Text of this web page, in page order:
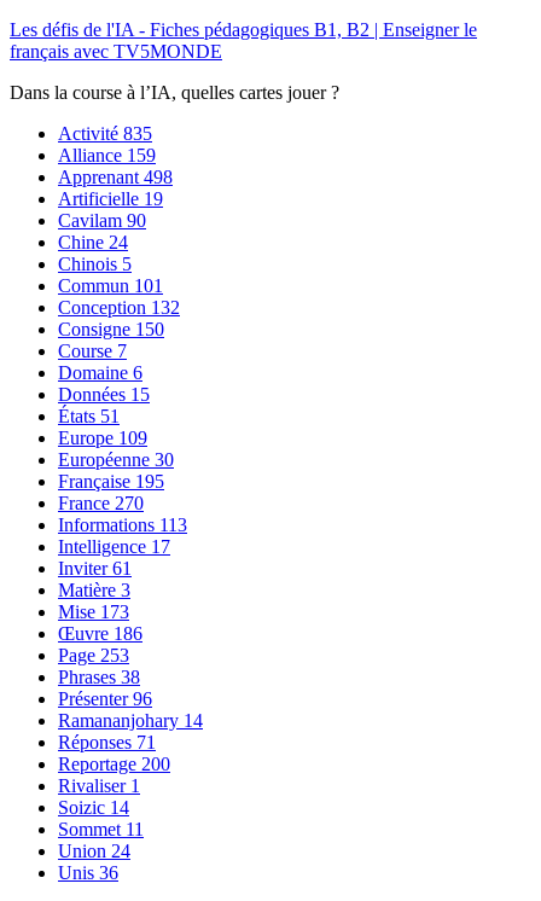
Les défis de l'IA - Fiches pédagogiques B1, B2 | Enseigner le
français avec TV5MONDE
Dans la course à l’IA, quelles cartes jouer ?
Activité 835
Alliance 159
Apprenant 498
Artificielle 19
Cavilam 90
Chine 24
Chinois 5
Commun 101
Conception 132
Consigne 150
Course 7
Domaine 6
Données 15
États 51
Europe 109
Européenne 30
Française 195
France 270
Informations 113
Intelligence 17
Inviter61
Matière 3
Mise 173
Œuvre 186
Page 253
Phrases 38
Présenter96
Ramananjohary 14
Réponses 71
Reportage 200
Rivaliser 1
Soizic 14
Sommet 11
Union 24
Unis 36